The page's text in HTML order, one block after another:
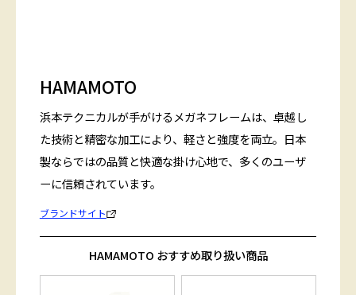
HAMAMOTO
浜本テクニカルが手がけるメガネフレームは、卓越し
た技術と精密な加工により、軽さと強度を両立。日本
製ならではの品質と快適な掛け心地で、多くのユーザ
ーに信頼されています。
ブランドサイト
HAMAMOTO おすすめ取り扱い商品